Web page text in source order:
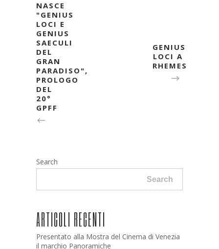
NASCE
"GENIUS
LOCI E
GENIUS
SAECULI
DEL
GRAN
PARADISO",
PROLOGO
DEL
20°
GPFF
GENIUS
LOCI A
RHEMES
Search
Search
ARTICOLI RECENTI
Presentato alla Mostra del Cinema di Venezia
il marchio Panoramiche